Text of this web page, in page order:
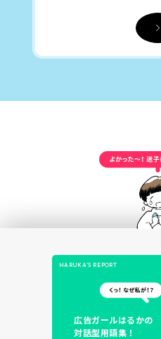
HARUKA’S REPORT
広告ガールはるかの
対話型用語集！